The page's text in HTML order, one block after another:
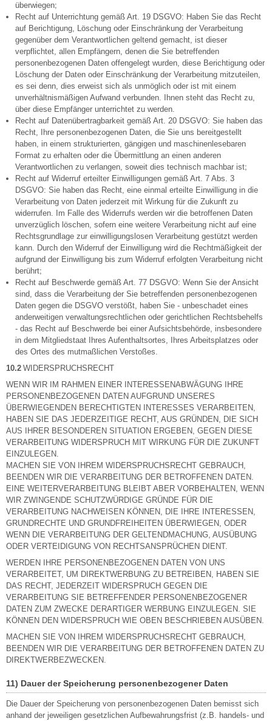
überwiegen;
Recht auf Unterrichtung gemäß Art. 19 DSGVO: Haben Sie das Recht
auf Berichtigung, Löschung oder Einschränkung der Verarbeitung
gegenüber dem Verantwortlichen geltend gemacht, ist dieser
verpflichtet, allen Empfängern, denen die Sie betreffenden
personenbezogenen Daten offengelegt wurden, diese Berichtigung oder
Löschung der Daten oder Einschränkung der Verarbeitung mitzuteilen,
es sei denn, dies erweist sich als unmöglich oder ist mit einem
unverhältnismäßigen Aufwand verbunden. Ihnen steht das Recht zu,
über diese Empfänger unterrichtet zu werden.
Recht auf Datenübertragbarkeit gemäß Art. 20 DSGVO: Sie haben das
Recht, Ihre personenbezogenen Daten, die Sie uns bereitgestellt
haben, in einem strukturierten, gängigen und maschinenlesebaren
Format zu erhalten oder die Übermittlung an einen anderen
Verantwortlichen zu verlangen, soweit dies technisch machbar ist;
Recht auf Widerruf erteilter Einwilligungen gemäß Art. 7 Abs. 3
DSGVO: Sie haben das Recht, eine einmal erteilte Einwilligung in die
Verarbeitung von Daten jederzeit mit Wirkung für die Zukunft zu
widerrufen. Im Falle des Widerrufs werden wir die betroffenen Daten
unverzüglich löschen, sofern eine weitere Verarbeitung nicht auf eine
Rechtsgrundlage zur einwilligungslosen Verarbeitung gestützt werden
kann. Durch den Widerruf der Einwilligung wird die Rechtmäßigkeit der
aufgrund der Einwilligung bis zum Widerruf erfolgten Verarbeitung nicht
berührt;
Recht auf Beschwerde gemäß Art. 77 DSGVO: Wenn Sie der Ansicht
sind, dass die Verarbeitung der Sie betreffenden personenbezogenen
Daten gegen die DSGVO verstößt, haben Sie - unbeschadet eines
anderweitigen verwaltungsrechtlichen oder gerichtlichen Rechtsbehelfs
- das Recht auf Beschwerde bei einer Aufsichtsbehörde, insbesondere
in dem Mitgliedstaat Ihres Aufenthaltsortes, Ihres Arbeitsplatzes oder
des Ortes des mutmaßlichen Verstoßes.
10.2 WIDERSPRUCHSRECHT
WENN WIR IM RAHMEN EINER INTERESSENABWÄGUNG IHRE
PERSONENBEZOGENEN DATEN AUFGRUND UNSERES
ÜBERWIEGENDEN BERECHTIGTEN INTERESSES VERARBEITEN,
HABEN SIE DAS JEDERZEITIGE RECHT, AUS GRÜNDEN, DIE SICH
AUS IHRER BESONDEREN SITUATION ERGEBEN, GEGEN DIESE
VERARBEITUNG WIDERSPRUCH MIT WIRKUNG FÜR DIE ZUKUNFT
EINZULEGEN.
MACHEN SIE VON IHREM WIDERSPRUCHSRECHT GEBRAUCH,
BEENDEN WIR DIE VERARBEITUNG DER BETROFFENEN DATEN.
EINE WEITERVERARBEITUNG BLEIBT ABER VORBEHALTEN, WENN
WIR ZWINGENDE SCHUTZWÜRDIGE GRÜNDE FÜR DIE
VERARBEITUNG NACHWEISEN KÖNNEN, DIE IHRE INTERESSEN,
GRUNDRECHTE UND GRUNDFREIHEITEN ÜBERWIEGEN, ODER
WENN DIE VERARBEITUNG DER GELTENDMACHUNG, AUSÜBUNG
ODER VERTEIDIGUNG VON RECHTSANSPRÜCHEN DIENT.
WERDEN IHRE PERSONENBEZOGENEN DATEN VON UNS
VERARBEITET, UM DIREKTWERBUNG ZU BETREIBEN, HABEN SIE
DAS RECHT, JEDERZEIT WIDERSPRUCH GEGEN DIE
VERARBEITUNG SIE BETREFFENDER PERSONENBEZOGENER
DATEN ZUM ZWECKE DERARTIGER WERBUNG EINZULEGEN. SIE
KÖNNEN DEN WIDERSPRUCH WIE OBEN BESCHRIEBEN AUSÜBEN.
MACHEN SIE VON IHREM WIDERSPRUCHSRECHT GEBRAUCH,
BEENDEN WIR DIE VERARBEITUNG DER BETROFFENEN DATEN ZU
DIREKTWERBEZWECKEN.
11) Dauer der Speicherung personenbezogener Daten
Die Dauer der Speicherung von personenbezogenen Daten bemisst sich
anhand der jeweiligen gesetzlichen Aufbewahrungsfrist (z.B. handels- und